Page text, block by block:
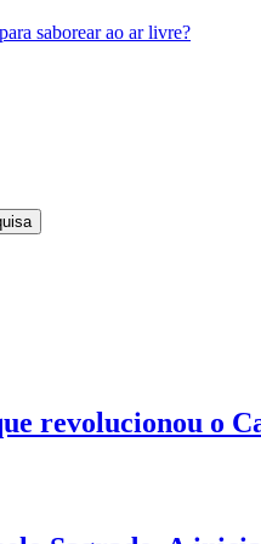
saborear ao ar livre?
revolucionou o